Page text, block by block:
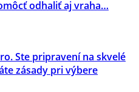
odhaliť aj vraha…
Ste pripravení na skvelé
zásady pri výbere